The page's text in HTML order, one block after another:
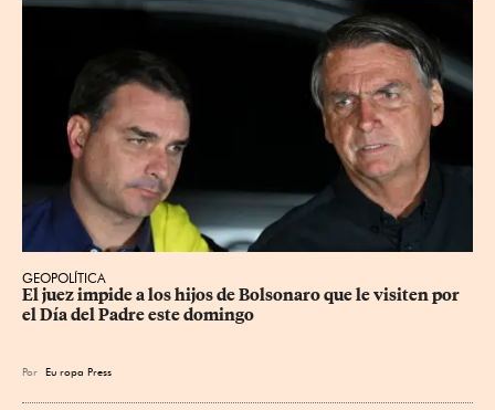
GEOPOLÍTICA
El juez impide a los hijos de Bolsonaro que le visiten por
el Día del Padre este domingo
Por Eu ropa Press